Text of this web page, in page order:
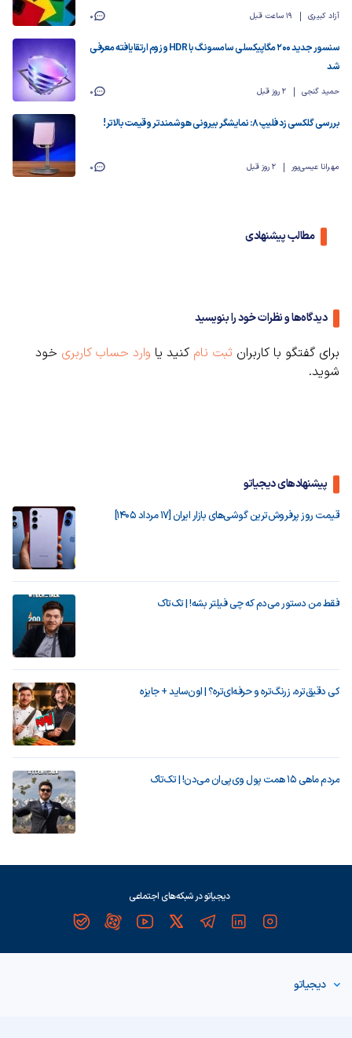
آزاد کبیری 19 ساعت قبل 0
سنسور جدید ۲۰۰ مگاپیکسلی سامسونگ با HDR و زوم ارتقایافته معرفی
شد
حمید گنجی 2 روز قبل 0
بررسی گلکسی زد فلیپ ۸: نمایشگر بیرونی هوشمندتر و قیمت بالاتر!
مهرانا عیسی‌پور 2 روز قبل 0
مطالب پیشنهادی
دیدگاه‌ها و نظرات خود را بنویسید
برای گفتگو با کاربران ثبت نام کنید یا وارد حساب کاربری خود
شوید.
پیشنهادهای دیجیاتو
قیمت روز پرفروش‌ترین گوشی‌های بازار ایران [17 مرداد 1405]
فقط من دستور می‌دم که چی فیلتر بشه! | تک‌تاک
کی دقیق‌تره، زرنگ‌تره و حرفه‌ای‌تره؟ | اون‌ساید + جایزه
مردم ماهی ۱۵ همت پول وی‌پی‌ان می‌دن! | تک‌تاک
دیجیاتو در شبکه‌های اجتماعی
دیجیاتو